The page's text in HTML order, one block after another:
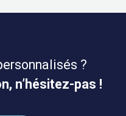
?
n’hésitez-pas !